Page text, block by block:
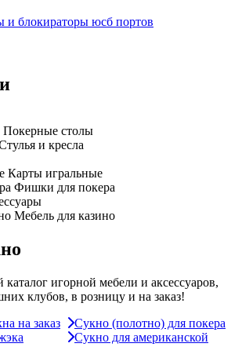
и блокираторы юсб портов
Покерные столы
и кресла
Карты игральные
Фишки для покера
Мебель для казино
игорной мебели и аксессуаров,
клубов, в розницу и на заказ!
на заказ
Сукно (полотно) для покера
Сукно для американской